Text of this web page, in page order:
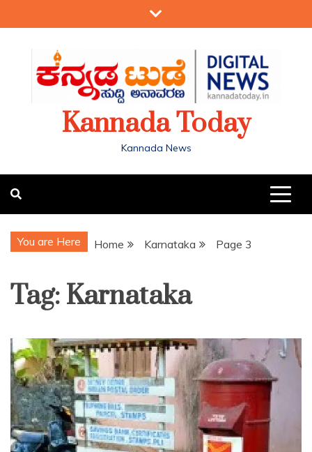
Kannada Today
Kannada News
You are Here Home Karnataka Page 3
Tag: Karnataka